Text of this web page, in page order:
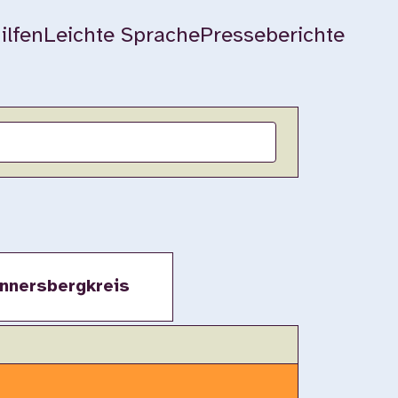
Leichte SprachePresseberichte